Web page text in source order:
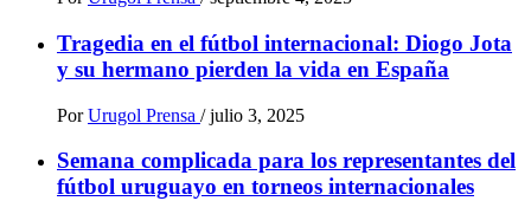
Tragedia en el fútbol internacional: Diogo Jota
y su hermano pierden la vida en España
Por Urugol Prensa / julio 3, 2025
Semana complicada para los representantes del
fútbol uruguayo en torneos internacionales